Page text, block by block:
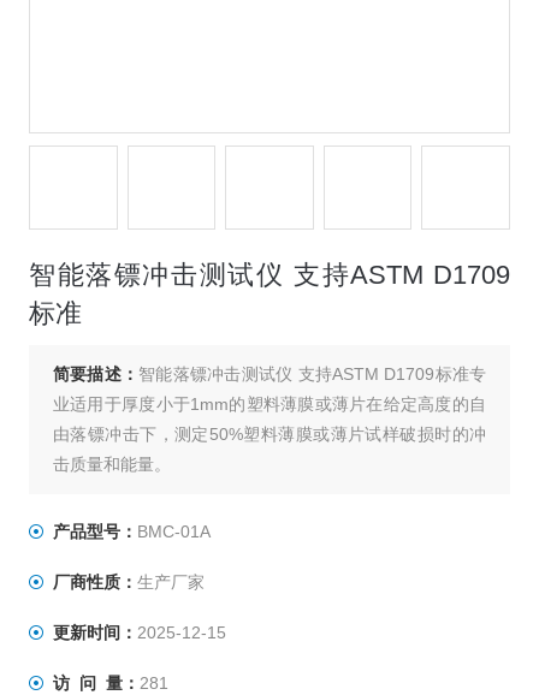
智能落镖冲击测试仪 支持ASTM D1709
标准
简要描述： 智能落镖冲击测试仪 支持ASTM D1709标准专
业适用于厚度小于1mm的塑料薄膜或薄片在给定高度的自
由落镖冲击下，测定50%塑料薄膜或薄片试样破损时的冲
击质量和能量。
产品型号： BMC-01A
厂商性质： 生产厂家
更新时间： 2025-12-15
访 问 量： 281